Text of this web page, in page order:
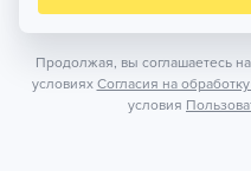
Продолжая, вы соглашаетесь
условиях Согласия на
условия